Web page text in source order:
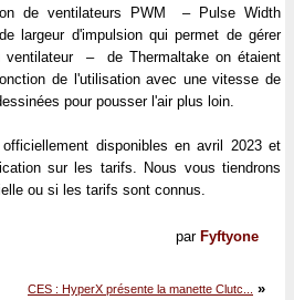
de ventilateurs PWM – Pulse Width
largeur d'impulsion qui permet de gérer
ventilateur – de Thermaltake on étaient
de l'utilisation avec une vitesse de
pour pousser l'air plus loin.
disponibles en avril 2023 et
sur les tarifs. Nous vous tiendrons
ou si les tarifs sont connus.
par Fyftyone
CES : HyperX présente la manette Clutc...
»